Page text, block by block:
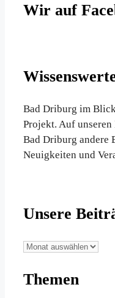
Wir auf
Bad Driburg im
Projekt. Auf
Bad Driburg andere
Neuigkeiten und
Unsere
Unsere
im
Themen